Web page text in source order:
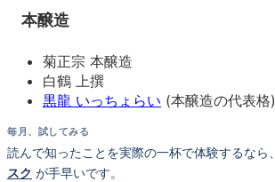
本醸造
菊正宗 本醸造
白鶴 上撰
黒龍 いっちょらい (本醸造の代表格)
毎月、試してみる
読んで知ったことを実際の一杯で体験するなら、
スク が手早いです。